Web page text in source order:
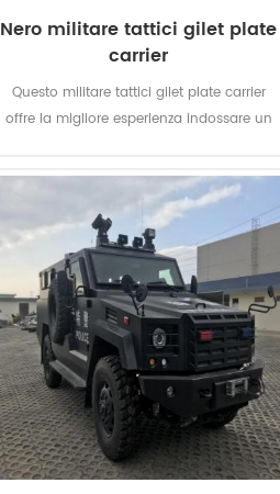
Nero militare tattici gilet plate
carrier
Questo militare tattici gilet plate carrier
offre la migliore esperienza indossare un
training.